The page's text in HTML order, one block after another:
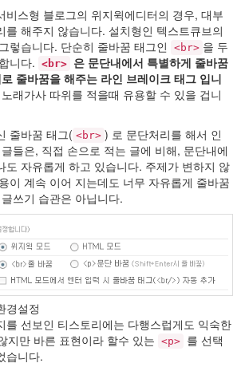
비스형 블로그의 위지윅에디터의 경우, 대부
를 해주지 않습니다. 설치형인 텍스트큐브의
렇습니다. 단순히 줄바꿈 태그인
<br> 을 두
니다. <br> 은 문단내에서 특별하게 줄바꿈
줄바꿈을 해주는 라인 브레이크 태그 입니
래가사 따위를 적을때 유용할 수 있을 겁니
줄바꿈 태그( <br> ) 로 문단처리를 해서 인
들은, 직접 손으로 적는 글에 비해, 문단내에
도 자유롭게 하고 있습니다. 주제가 변하지 않
이 계속 이어 지는데도 너무 자유롭게 줄바꿈
쓰기 습관은 아닙니다.
경설정
를 선보인 티스토리에는 다행스럽게도 익숙한
지만 바른 표현이라 할수 있는 <p> 를 선택
습니다.